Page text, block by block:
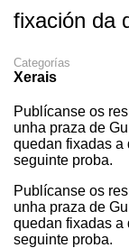
fixación da
Categorías
Xerais
Publícanse os
unha praza de
quedan fixadas a
seguinte proba.
Publícanse os
unha praza de
quedan fixadas a
seguinte proba.